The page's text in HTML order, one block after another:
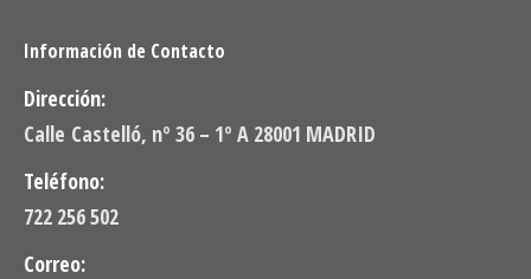
Información de Contacto
Dirección:
Calle Castelló, nº 36 – 1º A 28001 MADRID
Teléfono:
722 256 502
Correo: